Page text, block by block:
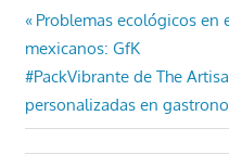
Navegación
de
entradas
Entrada
anterior:
Problemas ecológicos en
mexicanos: GfK
Entrada
siguiente:
#PackVibrante de The
personalizadas en